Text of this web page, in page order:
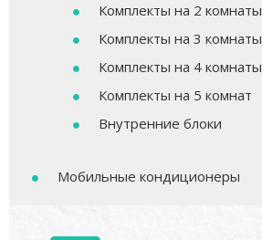
Комплекты на 2 комнаты
Комплекты на 3 комнаты
Комплекты на 4 комнаты
Комплекты на 5 комнат
Внутренние блоки
Мобильные кондиционеры